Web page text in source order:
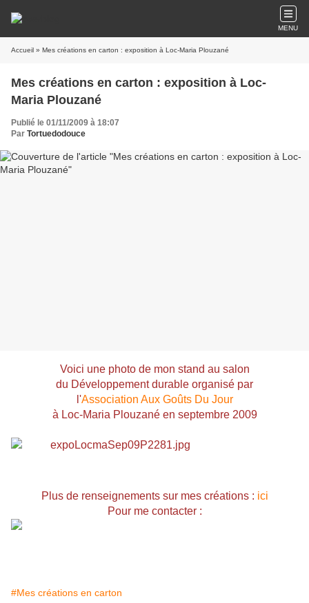
MENU
Accueil » Mes créations en carton : exposition à Loc-Maria Plouzané
Mes créations en carton : exposition à Loc-
Maria Plouzané
Publié le 01/11/2009 à 18:07
Par Tortuedodouce
Voici une photo de mon stand au salon
du Développement durable organisé par
l'Association Aux Goûts Du Jour
à Loc-Maria Plouzané en septembre 2009
Plus de renseignements sur mes créations : ici
Pour me contacter:
#Mes créations en carton